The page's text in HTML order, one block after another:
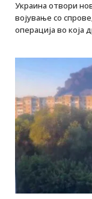
Украина отвори
војување со
операција во која